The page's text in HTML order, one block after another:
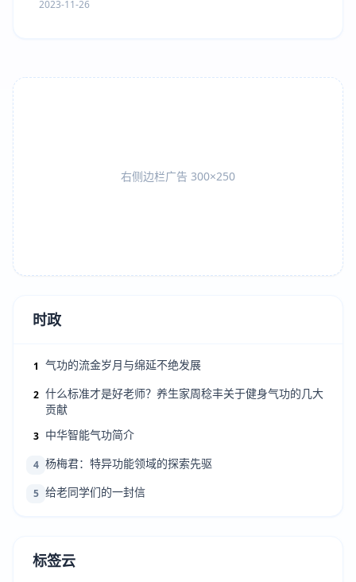
2023-11-26
右侧边栏广告 300×250
时政
1 气功的流金岁月与绵延不绝发展
2 什么标准才是好老师？养生家周稔丰关于健身气功的几大
贡献
3 中华智能气功简介
4 杨梅君：特异功能领域的探索先驱
5 给老同学们的一封信
标签云